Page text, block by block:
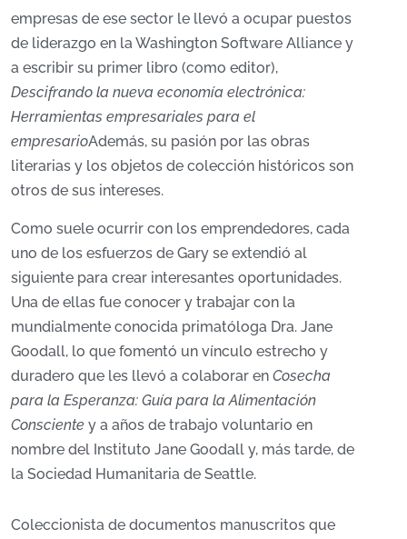
empresas de ese sector le llevó a ocupar puestos
de liderazgo en la Washington Software Alliance y
a escribir su primer libro (como editor),
Descifrando la nueva economía electrónica:
Herramientas empresariales para el
empresarioAdemás, su pasión por las obras
literarias y los objetos de colección históricos son
otros de sus intereses.
Como suele ocurrir con los emprendedores, cada
uno de los esfuerzos de Gary se extendió al
siguiente para crear interesantes oportunidades.
Una de ellas fue conocer y trabajar con la
mundialmente conocida primatóloga Dra. Jane
Goodall, lo que fomentó un vínculo estrecho y
duradero que les llevó a colaborar en Cosecha
para la Esperanza: Guía para la Alimentación
Consciente y a años de trabajo voluntario en
nombre del Instituto Jane Goodall y, más tarde, de
la Sociedad Humanitaria de Seattle.
Coleccionista de documentos manuscritos que